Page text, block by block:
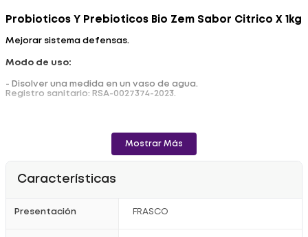
Probioticos Y Prebioticos Bio Zem Sabor Citrico X 1kg
Mejorar sistema defensas.
Modo de uso:
- Disolver una medida en un vaso de agua.
Registro sanitario: RSA-0027374-2023.
Mostrar Más
Características
Presentación FRASCO